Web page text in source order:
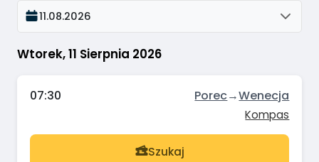
Wtorek, 11 Sierpnia 2026
11.08.2026
07:30 Porec→Wenecja
Kompas
Szukaj